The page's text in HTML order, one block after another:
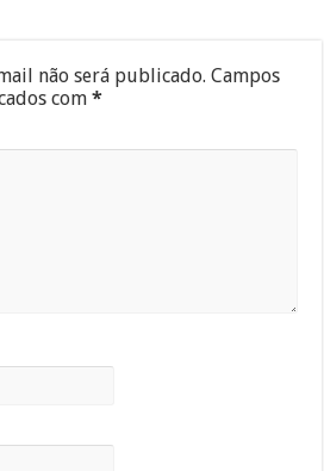
não será publicado. Campos
com*